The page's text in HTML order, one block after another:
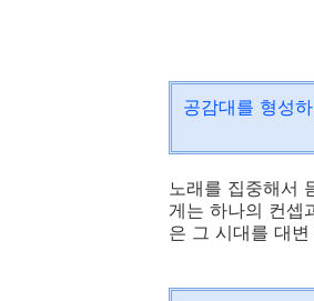
공감대를 형성
노래를 집중해서
게는 하나의 컨셉
은 그 시대를 대